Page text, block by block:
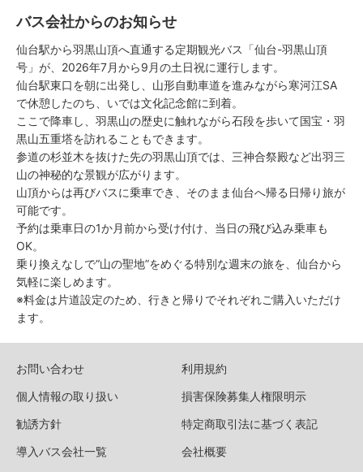
バス会社からのお知らせ
仙台駅から羽黒山頂へ直通する定期観光バス「仙台-羽黒山頂
号」が、2026年7月から9月の土日祝に運行します。
仙台駅東口を朝に出発し、山形自動車道を進みながら寒河江SA
で休憩したのち、いでは文化記念館に到着。
ここで降車し、羽黒山の歴史に触れながら石段を歩いて国宝・羽
黒山五重塔を訪れることもできます。
参道の杉並木を抜けた先の羽黒山頂では、三神合祭殿など出羽三
山の神秘的な景観が広がります。
山頂からは再びバスに乗車でき、そのまま仙台へ帰る日帰り旅が
可能です。
予約は乗車日の1か月前から受け付け、当日の飛び込み乗車も
OK。
乗り換えなしで“山の聖地”をめぐる特別な週末の旅を、仙台から
気軽に楽しめます。
※料金は片道設定のため、行きと帰りでそれぞれご購入いただけ
ます。
お問い合わせ
利用規約
個人情報の取り扱い
損害保険募集人権限明示
勧誘方針
特定商取引法に基づく表記
導入バス会社一覧
会社概要